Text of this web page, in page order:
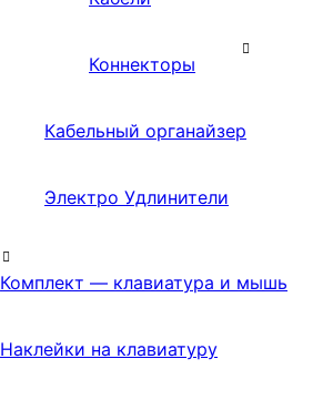
Коннекторы
Кабельный органайзер
Электро Удлинители
Комплект — клавиатура и мышь
Наклейки на клавиатуру